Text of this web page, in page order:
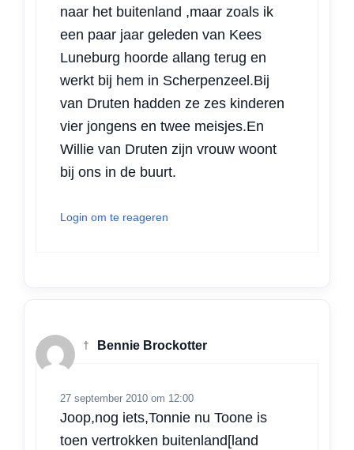
naar het buitenland ,maar zoals ik
een paar jaar geleden van Kees
Luneburg hoorde allang terug en
werkt bij hem in Scherpenzeel.Bij
van Druten hadden ze zes kinderen
vier jongens en twee meisjes.En
Willie van Druten zijn vrouw woont
bij ons in de buurt.
Login om te reageren
† Bennie Brockotter
27 september 2010 om 12:00
Joop,nog iets,Tonnie nu Toone is
toen vertrokken buitenland[land